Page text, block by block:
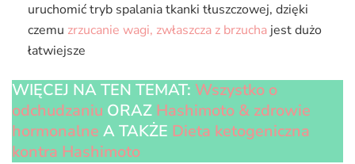
uruchomić tryb spalania tkanki tłuszczowej, dzięki
czemu zrzucanie wagi, zwłaszcza z brzuchajest dużo
łatwiejsze
WIĘCEJ NA TEN TEMAT: Wszystko o
odchudzaniu ORAZ Hashimoto & zdrowie
hormonalne A TAKŻE Dieta ketogeniczna
kontra Hashimoto